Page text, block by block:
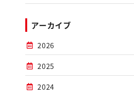
アーカイブ
2026
2025
2024